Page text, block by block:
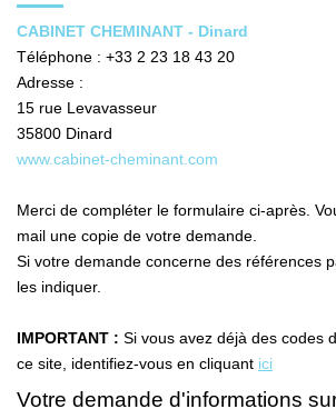
GESTION LOCATIVE
Nos Biens Loués
EXTRANET
CONTACT
CABINET CHEMINANT - Dinard
Téléphone : +33 2 23 18 43 20
Adresse :
15 rue Levavasseur
35800 Dinard
www.cabinet-cheminant.com
Merci de compléter le formulaire ci-après.
mail une copie de votre demande.
Si votre demande concerne des références
les indiquer.
IMPORTANT : Si vous avez déjà des codes
ce site, identifiez-vous en cliquant ici
Votre demande d'informations